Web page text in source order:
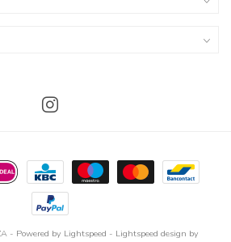
- Powered by Lightspeed - Lightspeed design by